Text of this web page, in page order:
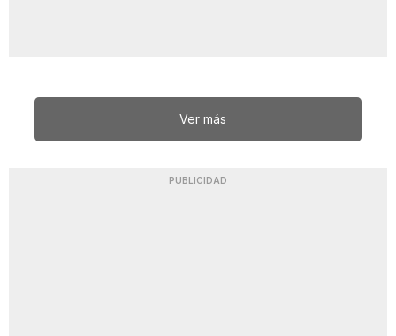
Ver más
PUBLICIDAD